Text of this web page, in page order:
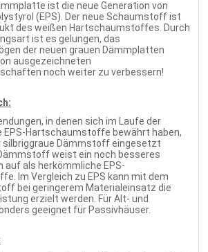
ist die neue Generation von
(EPS). Der neue Schaumstoff ist
des weißen Hartschaumstoffes. Durch
ist es gelungen, das
der neuen grauen Dämmplatten
ausgezeichneten
noch weiter zu verbessern!
in denen sich im Laufe der
EPS-Hartschaumstoffe bewährt haben,
silbriggraue Dämmstoff eingesetzt
weist ein noch besseres
auf als herkömmliche EPS-
Im Vergleich zu EPS kann mit dem
bei geringerem Materialeinsatz die
erzielt werden. Für Alt- und
geeignet für Passivhäuser.